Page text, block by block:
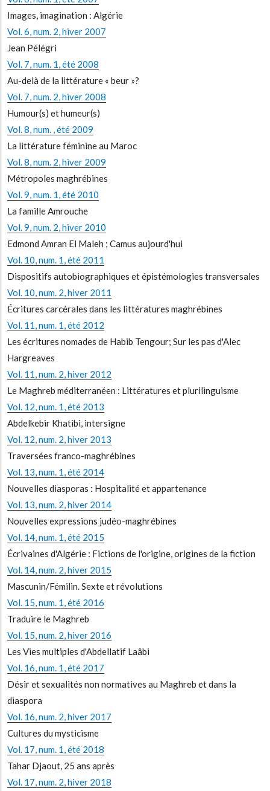
Images, imagination : Algérie
Vol. 6, num. 2, hiver 2007
Jean Pélégri
Vol. 7, num. 1, été 2008
Au-delà de la littérature « beur »?
Vol. 7, num. 2, hiver 2008
Humour(s) et humeur(s)
Vol. 8, num. , été 2009
La littérature féminine au Maroc
Vol. 8, num. 2, hiver 2009
Métropoles maghrébines
Vol. 9, num. 1, été 2010
La famille Amrouche
Vol. 9, num. 2, hiver 2010
Edmond Amran El Maleh ; Camus aujourd'hui
Vol. 10, num. 1, été 2011
Dispositifs autobiographiques et épistémologies transversales
Vol. 10, num. 2, hiver 2011
Écritures carcérales dans les littératures maghrébines
Vol. 11, num. 1, été 2012
Les écritures nomades de Habib Tengour; Sur les pas d'Alec
Hargreaves
Vol. 11, num. 2, hiver 2012
Le Maghreb méditerranéen : Littératures et plurilinguisme
Vol. 12, num. 1, été 2013
Abdelkebir Khatibi, intersigne
Vol. 12, num. 2, hiver 2013
Traversées franco-maghrébines
Vol. 13, num. 1, été 2014
Nouvelles diasporas : Hospitalité et appartenance
Vol. 13, num. 2, hiver 2014
Nouvelles expressions judéo-maghrébines
Vol. 14, num. 1, été 2015
Écrivaines d'Algérie : Fictions de l'origine, origines de la fiction
Vol. 14, num. 2, hiver 2015
Mascunin/Fémilin. Sexte et révolutions
Vol. 15, num. 1, été 2016
Traduire le Maghreb
Vol. 15, num. 2, hiver 2016
Les Vies multiples d'Abdellatif Laâbi
Vol. 16, num. 1, été 2017
Désir et sexualités non normatives au Maghreb et dans la
diaspora
Vol. 16, num. 2, hiver 2017
Cultures du mysticisme
Vol. 17, num. 1, été 2018
Tahar Djaout, 25 ans après
Vol. 17, num. 2, hiver 2018